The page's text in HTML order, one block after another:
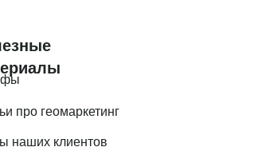
про геомаркетинг
наших клиентов